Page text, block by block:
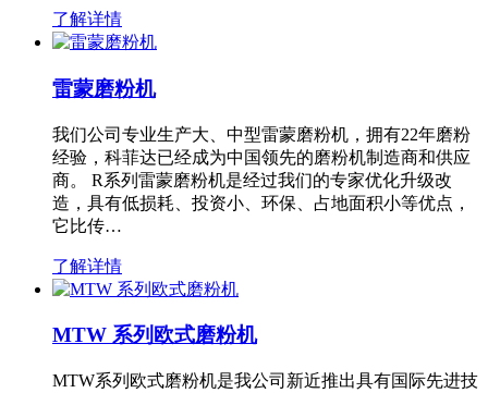
了解详情
雷蒙磨粉机
我们公司专业生产大、中型雷蒙磨粉机，拥有22年磨粉
经验，科菲达已经成为中国领先的磨粉机制造商和供应
商。 R系列雷蒙磨粉机是经过我们的专家优化升级改
造，具有低损耗、投资小、环保、占地面积小等优点，
它比传…
了解详情
MTW 系列欧式磨粉机
MTW系列欧式磨粉机是我公司新近推出具有国际先进技